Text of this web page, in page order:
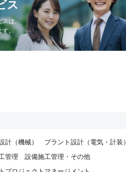
ス
スは、
す。
計（機械）
プラント設計（電気・計装）
管理
設備施工管理・その他